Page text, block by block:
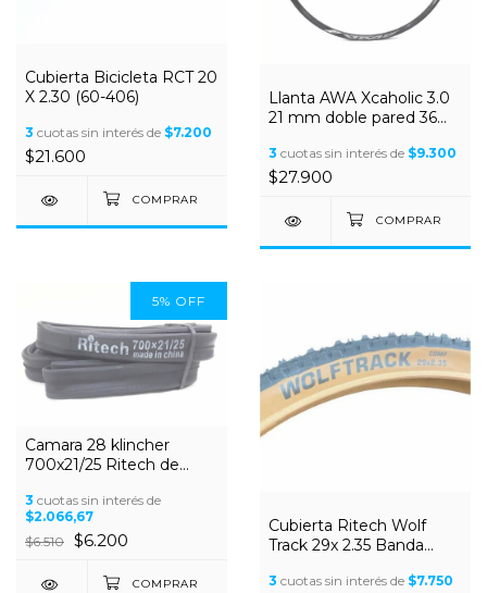
Cubierta Bicicleta RCT 20
X 2.30 (60-406)
3 cuotas sin interés de $7.200
$21.600
Llanta AWA Xcaholic 3.0
21 mm doble pared 36
3 cuotas sin interés de $9.300
$27.900
5% OFF
Camara 28 klincher
700x21/25 Ritech de
3 cuotas sin interés de
$2.066,67
$6.510 $6.200
Cubierta Ritech Wolf
Track 29x 2.35 Banda
3 cuotas sin interés de $7.750